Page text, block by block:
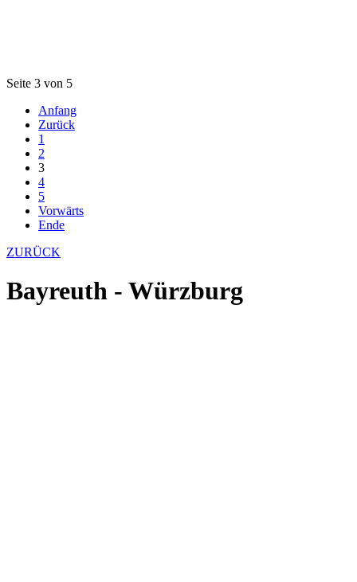
Seite 3 von 5
Anfang
Zurück
1
2
3
4
5
Vorwärts
Ende
ZURÜCK
Bayreuth - Würzburg